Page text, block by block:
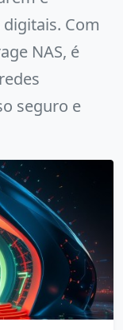
Com
NAS, é
seguro e